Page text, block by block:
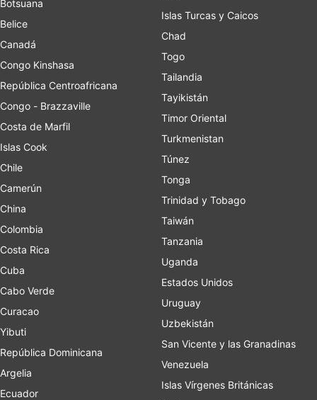
Botsuana
Belice
Canadá
Congo Kinshasa
República Centroafricana
Congo - Brazzaville
Costa de Marfil
Islas Cook
Chile
Camerún
China
Colombia
Costa Rica
Cuba
Cabo Verde
Curacao
Yibuti
República Dominicana
Argelia
Ecuador
Islas Turcas y Caicos
Chad
Togo
Tailandia
Tayikistán
Timor Oriental
Turkmenistan
Túnez
Tonga
Trinidad y Tobago
Taiwán
Tanzania
Uganda
Estados Unidos
Uruguay
Uzbekistán
San Vicente y las Granadinas
Venezuela
Islas Vírgenes Británicas